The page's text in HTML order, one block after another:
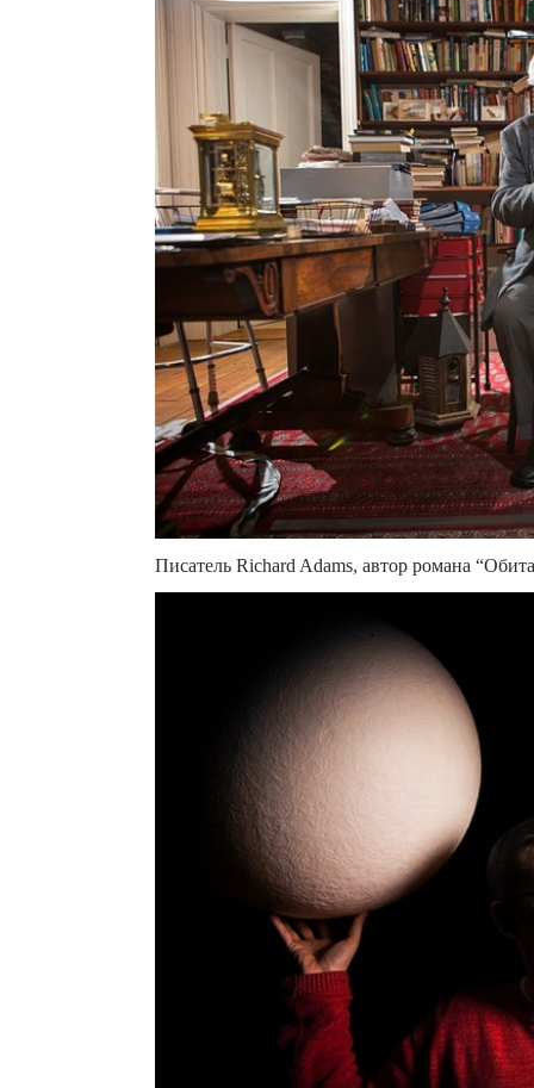
Писатель Richard Adams, автор романа